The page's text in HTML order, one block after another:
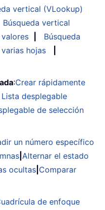
vertical (VLookup)
Búsqueda vertical
Búsqueda
hojas
:Crear rápidamente
Lista desplegable
de selección
un número específico
Alternar el estado
ocultas Comparar
de enfoque